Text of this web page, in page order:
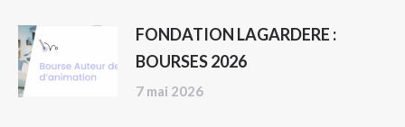
FONDATION LAGARDERE :
BOURSES 2026
7 mai 2026